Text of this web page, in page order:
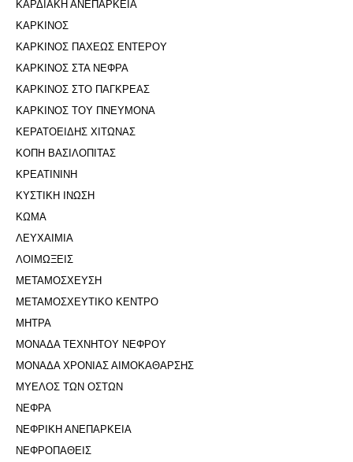
ΚΑΡΔΙΑΚΗ ΑΝΕΠΑΡΚΕΙΑ
ΚΑΡΚΙΝΟΣ
ΚΑΡΚΙΝΟΣ ΠΑΧΕΩΣ ΕΝΤΕΡΟΥ
ΚΑΡΚΙΝΟΣ ΣΤΑ ΝΕΦΡΑ
ΚΑΡΚΙΝΟΣ ΣΤΟ ΠΑΓΚΡΕΑΣ
ΚΑΡΚΙΝΟΣ ΤΟΥ ΠΝΕΥΜΟΝΑ
ΚΕΡΑΤΟΕΙΔΗΣ ΧΙΤΩΝΑΣ
ΚΟΠΗ ΒΑΣΙΛΟΠΙΤΑΣ
ΚΡΕΑΤΙΝΙΝΗ
ΚΥΣΤΙΚΗ ΙΝΩΣΗ
ΚΩΜΑ
ΛΕΥΧΑΙΜΙΑ
ΛΟΙΜΩΞΕΙΣ
ΜΕΤΑΜΟΣΧΕΥΣΗ
ΜΕΤΑΜΟΣΧΕΥΤΙΚΟ ΚΕΝΤΡΟ
ΜΗΤΡΑ
ΜΟΝΑΔΑ ΤΕΧΝΗΤΟΥ ΝΕΦΡΟΥ
ΜΟΝΑΔΑ ΧΡΟΝΙΑΣ ΑΙΜΟΚΑΘΑΡΣΗΣ
ΜΥΕΛΟΣ ΤΩΝ ΟΣΤΩΝ
ΝΕΦΡΑ
ΝΕΦΡΙΚΗ ΑΝΕΠΑΡΚΕΙΑ
ΝΕΦΡΟΠΑΘΕΙΣ